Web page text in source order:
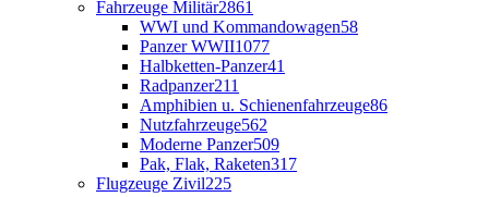
Fahrzeuge Militär2861
WWI und Kommandowagen58
Panzer WWII1077
Halbketten-Panzer41
Radpanzer211
Amphibien u. Schienenfahrzeuge86
Nutzfahrzeuge562
Moderne Panzer509
Pak, Flak, Raketen317
Flugzeuge Zivil225